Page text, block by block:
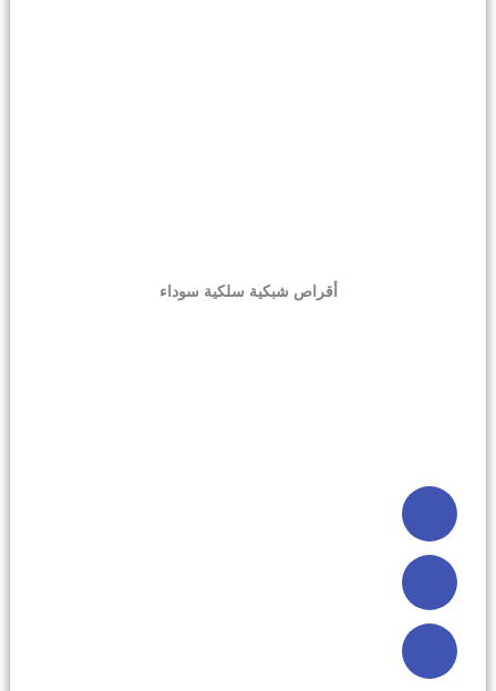
أقراص شبكية سلكية سوداء